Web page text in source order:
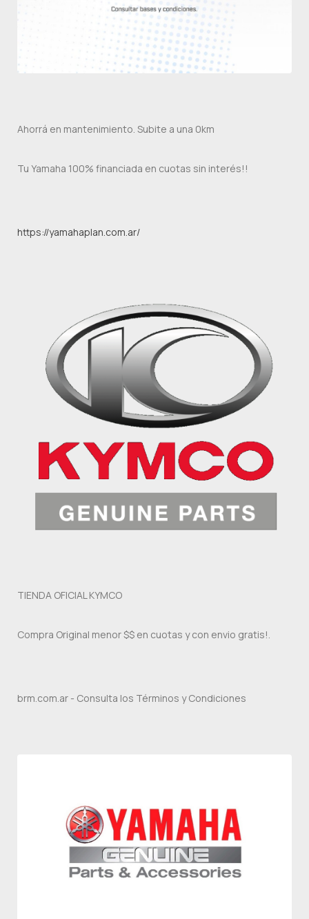
Ahorrá en mantenimiento. Subite a una 0km
Tu Yamaha 100% financiada en cuotas sin interés!!
https://yamahaplan.com.ar/
TIENDA OFICIAL KYMCO
Compra Original menor $$ en cuotas y con envio gratis!.
brm.com.ar - Consulta los Términos y Condiciones